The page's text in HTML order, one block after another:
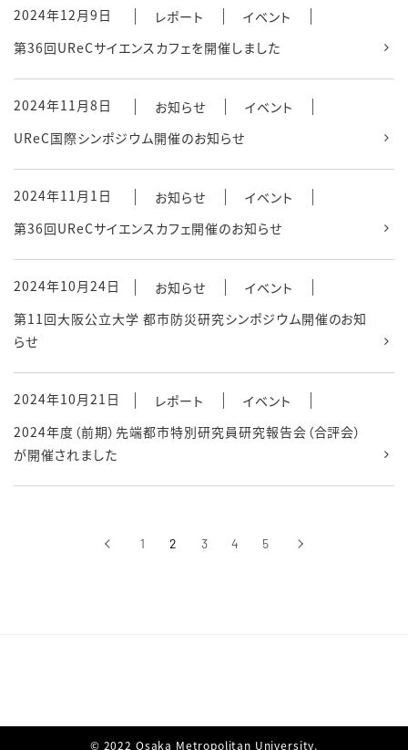
2024年12月9日 レポート
イベント
第36回UReCサイエンスカフェを開催しました
2024年11月8日 お知らせ
イベント
UReC国際シンポジウム開催のお知らせ
2024年11月1日 お知らせ
イベント
第36回UReCサイエンスカフェ開催のお知らせ
2024年10月24日 お知らせ
イベント
第11回大阪公立大学 都市防災研究シンポジウム開催のお知
らせ
2024年10月21日 レポート
イベント
2024年度（前期）先端都市特別研究員研究報告会（合評会）
が開催されました
‹前へ 1 2 3 4 5 ›次へ
© 2022 Osaka Metropolitan University.